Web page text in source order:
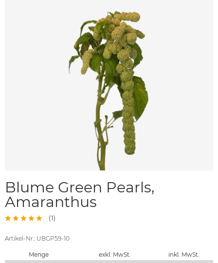
Blume Green Pearls,
Amaranthus
(1)
Artikel-Nr.: UBGP59-10
Menge exkl. MwSt. inkl. MwSt.